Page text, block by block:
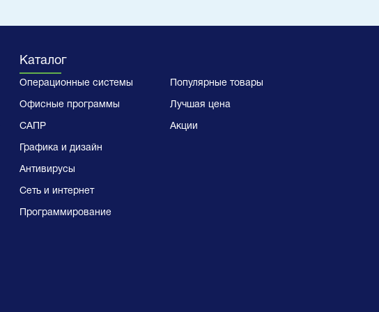
Каталог
Операционные системы
Офисные программы
САПР
Графика и дизайн
Антивирусы
Сеть и интернет
Программирование
Популярные товары
Лучшая цена
Акции